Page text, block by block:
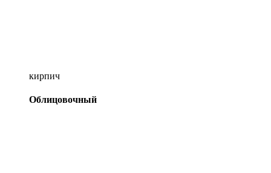
кирпич
Облицовочный